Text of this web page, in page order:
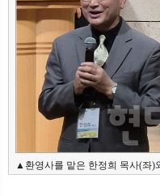
▲환영사를 맡은 한정희 목사(좌)